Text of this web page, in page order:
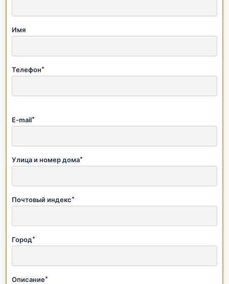
Имя
Телефон*
E-mail*
Улица и номер дома*
Почтовый индекс*
Город*
Описание*